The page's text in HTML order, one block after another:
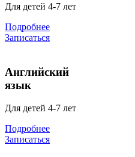
Для детей 4-7 лет
Подробнее
Записаться
Английский
язык
Для детей 4-7 лет
Подробнее
Записаться